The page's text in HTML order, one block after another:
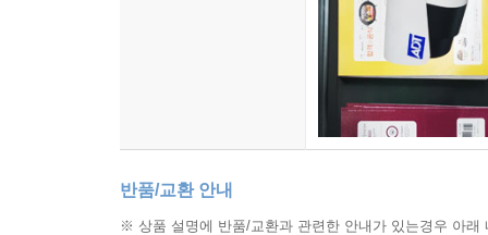
반품/교환 안내
※ 상품 설명에 반품/교환과 관련한 안내가 있는경우 아